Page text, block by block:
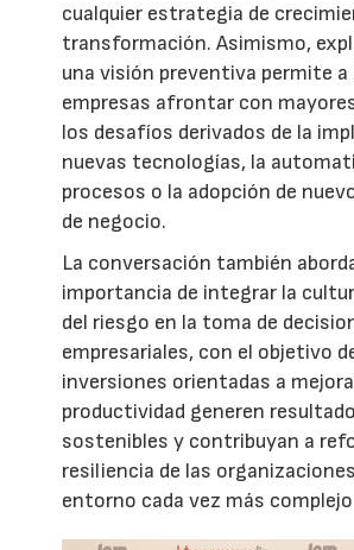
cualquier estrategia de
transformación. Asimismo,
una visión preventiva permite a
empresas afrontar con
los desafíos derivados de la
nuevas tecnologías, la
procesos o la adopción de
de negocio.
La conversación también
importancia de integrar la
del riesgo en la toma de
empresariales, con el objetivo
inversiones orientadas a
productividad generen
sostenibles y contribuyan a
resiliencia de las
entorno cada vez más